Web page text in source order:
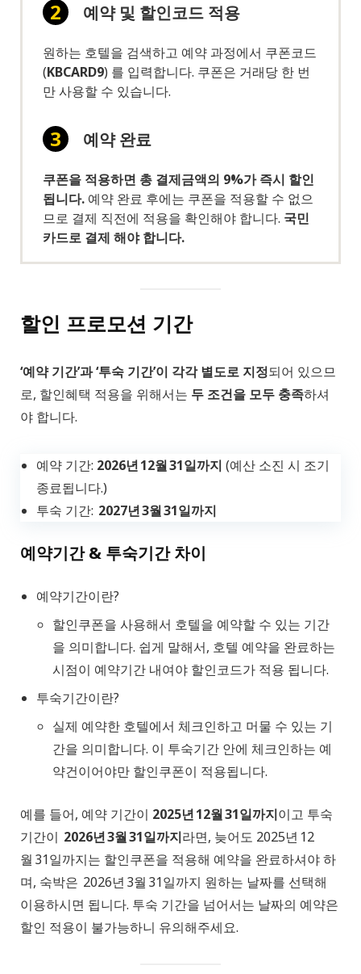
예약 및 할인코드 적용
원하는 호텔을 검색하고 예약 과정에서 쿠폰코드
(KBCARD9) 를 입력합니다. 쿠폰은 거래당 한 번
만 사용할 수 있습니다.
예약 완료
쿠폰을 적용하면 총 결제금액의 9%가 즉시 할인
됩니다. 예약 완료 후에는 쿠폰을 적용할 수 없으
므로 결제 직전에 적용을 확인해야 합니다. 국민
카드로 결제 해야 합니다.
할인 프로모션 기간
‘예약 기간’과 ‘투숙 기간’이 각각 별도로 지정되어 있으므
로, 할인혜택 적용을 위해서는 두 조건을 모두 충족하셔
야 합니다.
예약 기간: 2026년 12월 31일까지 (예산 소진 시 조기
종료됩니다.)
투숙 기간: 2027년 3월 31일까지
예약기간 & 투숙기간 차이
예약기간이란?
할인쿠폰을 사용해서 호텔을 예약할 수 있는 기간
을 의미합니다. 쉽게 말해서, 호텔 예약을 완료하는
시점이 예약기간 내여야 할인코드가 적용 됩니다.
투숙기간이란?
실제 예약한 호텔에서 체크인하고 머물 수 있는 기
간을 의미합니다. 이 투숙기간 안에 체크인하는 예
약건이어야만 할인쿠폰이 적용됩니다.
예를 들어, 예약 기간이 2025년 12월 31일까지이고 투숙
기간이 2026년 3월 31일까지라면, 늦어도 2025년 12
월 31일까지는 할인쿠폰을 적용해 예약을 완료하셔야 하
며, 숙박은 2026년 3월 31일까지 원하는 날짜를 선택해
이용하시면 됩니다. 투숙 기간을 넘어서는 날짜의 예약은
할인 적용이 불가능하니 유의해주세요.